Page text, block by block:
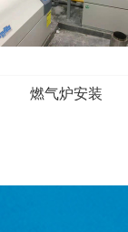
燃气炉安装